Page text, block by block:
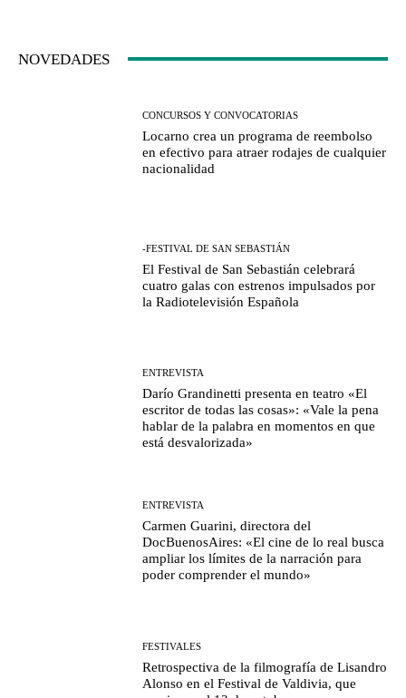
NOVEDADES
CONCURSOS Y CONVOCATORIAS
Locarno crea un programa de reembolso
en efectivo para atraer rodajes de cualquier
nacionalidad
-FESTIVAL DE SAN SEBASTIÁN
El Festival de San Sebastián celebrará
cuatro galas con estrenos impulsados por
la Radiotelevisión Española
ENTREVISTA
Darío Grandinetti presenta en teatro «El
escritor de todas las cosas»: «Vale la pena
hablar de la palabra en momentos en que
está desvalorizada»
ENTREVISTA
Carmen Guarini, directora del
DocBuenosAires: «El cine de lo real busca
ampliar los límites de la narración para
poder comprender el mundo»
FESTIVALES
Retrospectiva de la filmografía de Lisandro
Alonso en el Festival de Valdivia, que